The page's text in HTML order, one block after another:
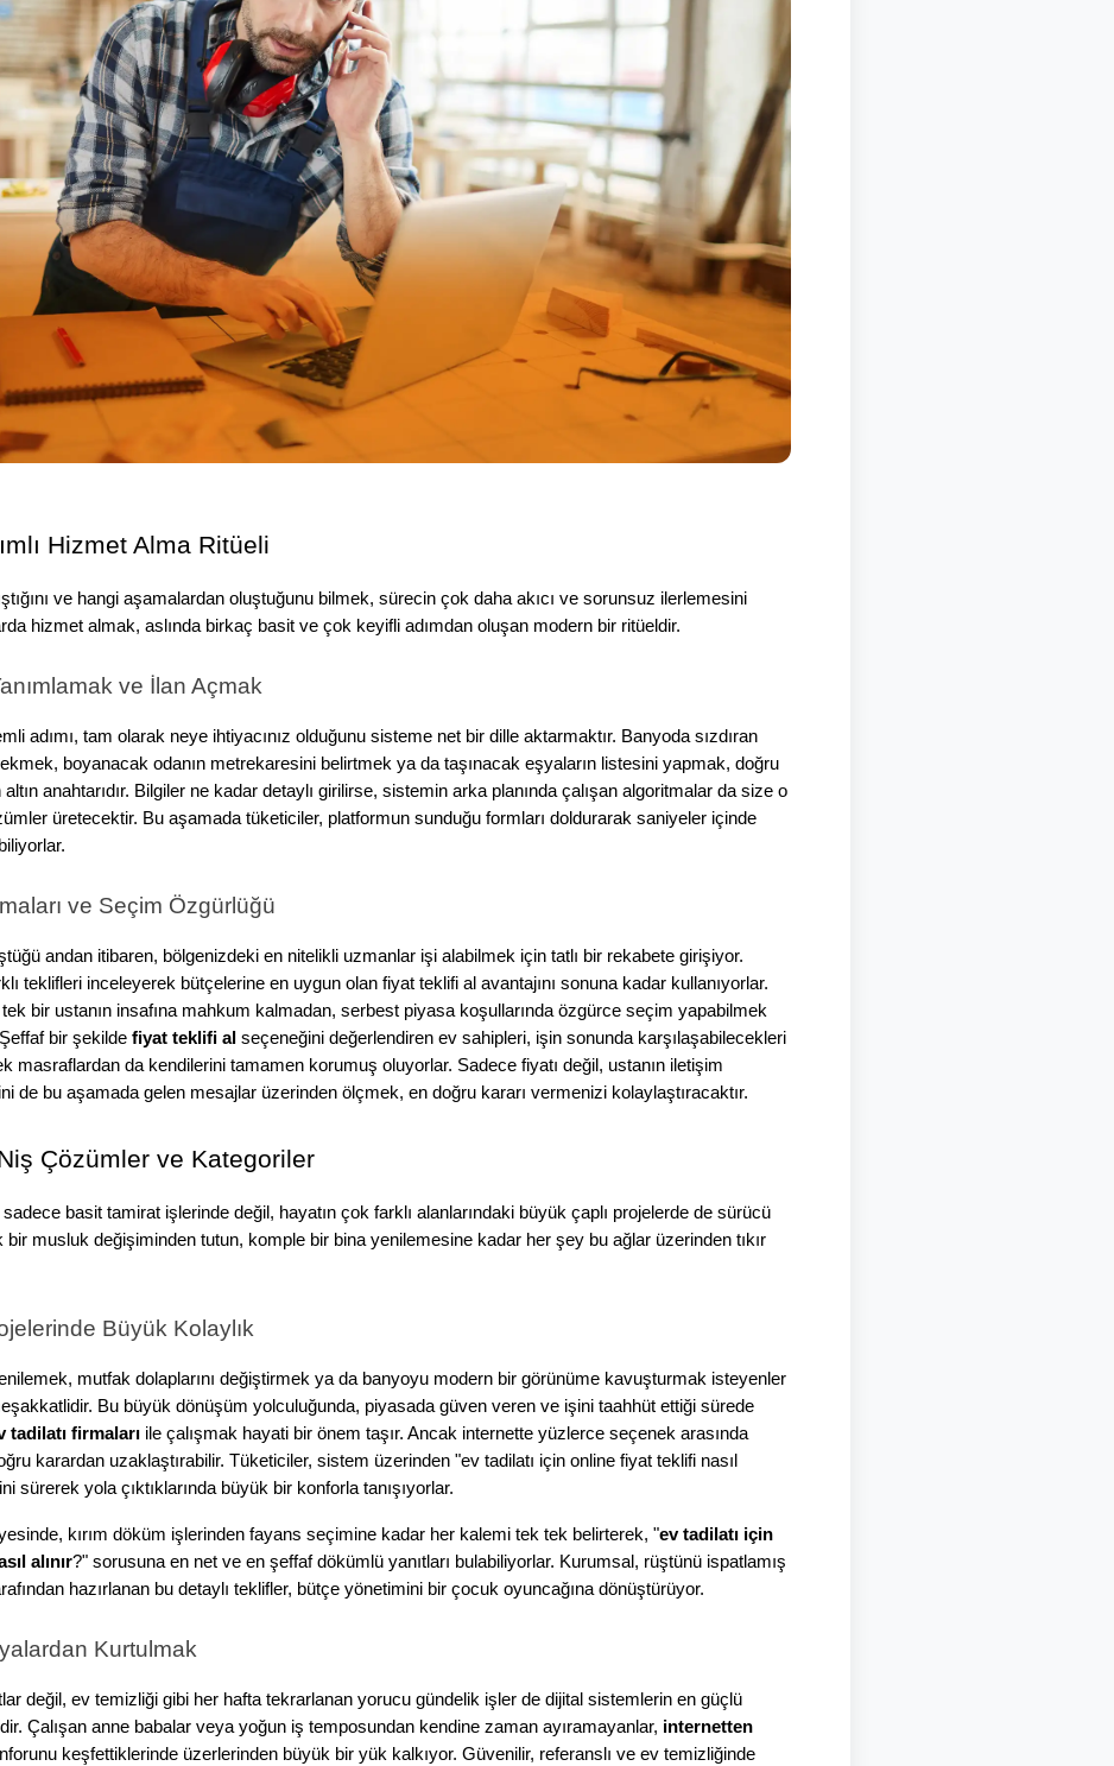
Hizmet Alma Ritüeli
ve hangi aşamalardan oluştuğunu bilmek, sürecin çok daha akıcı ve sorunsuz ilerlemesini
hizmet almak, aslında birkaç basit ve çok keyifli adımdan oluşan modern bir ritüeldir.
ve İlan Açmak
adımı, tam olarak neye ihtiyacınız olduğunu sisteme net bir dille aktarmaktır. Banyoda sızdıran
boyanacak odanın metrekaresini belirtmek ya da taşınacak eşyaların listesini yapmak, doğru
anahtarıdır. Bilgiler ne kadar detaylı girilirse, sistemin arka planında çalışan algoritmalar da size o
üretecektir. Bu aşamada tüketiciler, platformun sunduğu formları doldurarak saniyeler içinde
ve Seçim Özgürlüğü
andan itibaren, bölgenizdeki en nitelikli uzmanlar işi alabilmek için tatlı bir rekabete girişiyor.
teklifleri inceleyerek bütçelerine en uygun olan fiyat teklifi al avantajını sonuna kadar kullanıyorlar.
bir ustanın insafına mahkum kalmadan, serbest piyasa koşullarında özgürce seçim yapabilmek
bir şekilde fiyat teklifi al seçeneğini değerlendiren ev sahipleri, işin sonunda karşılaşabilecekleri
masraflardan da kendilerini tamamen korumuş oluyorlar. Sadece fiyatı değil, ustanın iletişim
de bu aşamada gelen mesajlar üzerinden ölçmek, en doğru kararı vermenizi kolaylaştıracaktır.
Çözümler ve Kategoriler
basit tamirat işlerinde değil, hayatın çok farklı alanlarındaki büyük çaplı projelerde de sürücü
bir musluk değişiminden tutun, komple bir bina yenilemesine kadar her şey bu ağlar üzerinden tıkır
Büyük Kolaylık
mutfak dolaplarını değiştirmek ya da banyoyu modern bir görünüme kavuşturmak isteyenler
Bu büyük dönüşüm yolculuğunda, piyasada güven veren ve işini taahhüt ettiği sürede
tadilatı firmaları ile çalışmak hayati bir önem taşır. Ancak internette yüzlerce seçenek arasında
karardan uzaklaştırabilir. Tüketiciler, sistem üzerinden "ev tadilatı için online fiyat teklifi nasıl
sürerek yola çıktıklarında büyük bir konforla tanışıyorlar.
kırım döküm işlerinden fayans seçimine kadar her kalemi tek tek belirterek, "ev tadilatı için
alınır?" sorusuna en net ve en şeffaf dökümlü yanıtları bulabiliyorlar. Kurumsal, rüştünü ispatlamış
hazırlanan bu detaylı teklifler, bütçe yönetimini bir çocuk oyuncağına dönüştürüyor.
Kurtulmak
değil, ev temizliği gibi her hafta tekrarlanan yorucu gündelik işler de dijital sistemlerin en güçlü
Çalışan anne babalar veya yoğun iş temposundan kendine zaman ayıramayanlar, internetten
keşfettiklerinde üzerlerinden büyük bir yük kalkıyor. Güvenilir, referanslı ve ev temizliğinde